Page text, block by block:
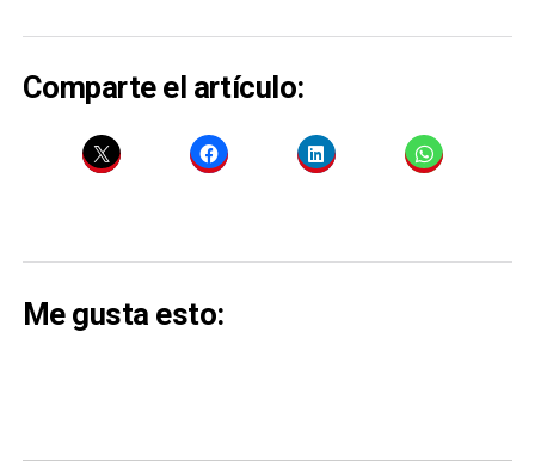
Comparte el artículo:
Me gusta esto: